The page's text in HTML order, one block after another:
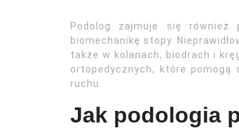
Podolog zajmuje się również
biomechanikę stopy.
także w kolanach, biodrach i
ortopedycznych, które pomogą
ruchu.
Jak podologia